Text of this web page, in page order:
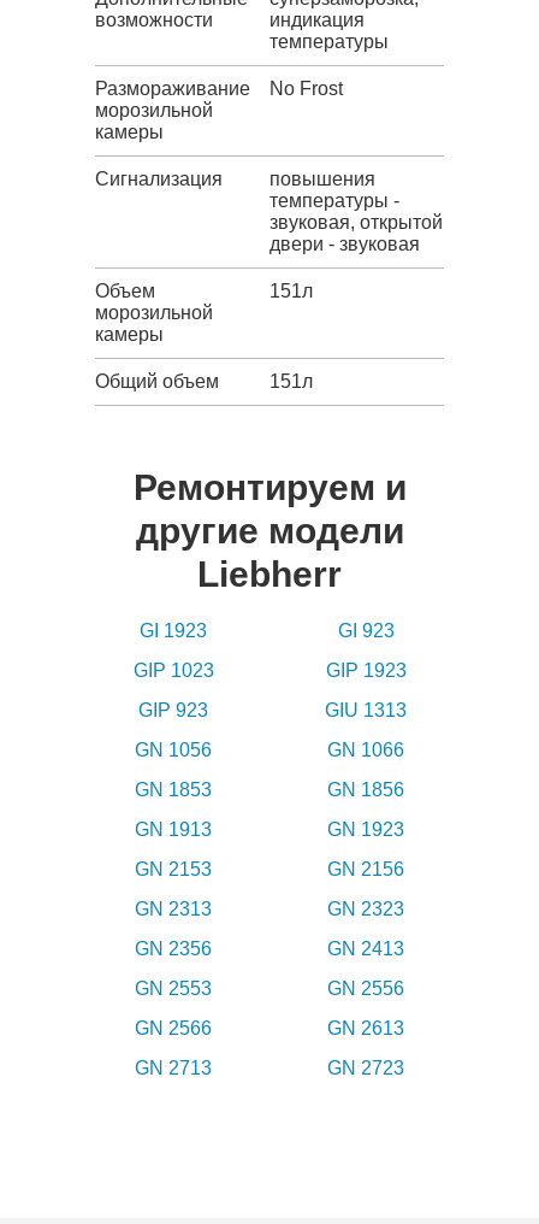
возможности
индикация
температуры
Размораживание
морозильной
камеры
No Frost
Сигнализация
повышения
температуры -
звуковая, открытой
двери - звуковая
Объем
морозильной
камеры
151л
Общий объем 151л
Ремонтируем и
другие модели
Liebherr
GI 1923
GI 923
GIP 1023
GIP 1923
GIP 923
GIU 1313
GN 1056
GN 1066
GN 1853
GN 1856
GN 1913
GN 1923
GN 2153
GN 2156
GN 2313
GN 2323
GN 2356
GN 2413
GN 2553
GN 2556
GN 2566
GN 2613
GN 2713
GN 2723